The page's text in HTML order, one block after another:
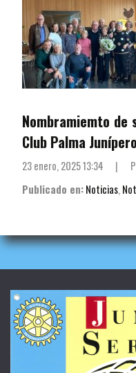
Nombramiemto
Club Palma
23 enero, 2025 13:34 |
Publicado en:Noticias,